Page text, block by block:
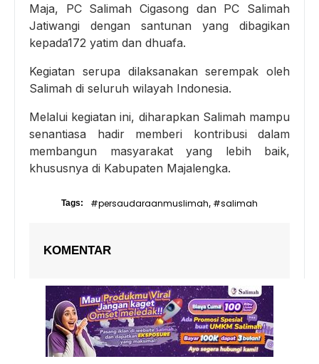
Maja, PC Salimah Cigasong dan PC Salimah
Jatiwangi dengan santunan yang dibagikan
kepada172 yatim dan dhuafa.
Kegiatan serupa dilaksanakan serempak oleh
Salimah di seluruh wilayah Indonesia.
Melalui kegiatan ini, diharapkan Salimah mampu
senantiasa hadir memberi kontribusi dalam
membangun masyarakat yang lebih baik,
khususnya di Kabupaten Majalengka.
Tags: #persaudaraanmuslimah, #salimah
KOMENTAR